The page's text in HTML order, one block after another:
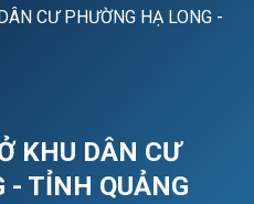
CƯ PHƯỜNG HẠ LONG -
KHU DÂN CƯ
- TỈNH QUẢNG